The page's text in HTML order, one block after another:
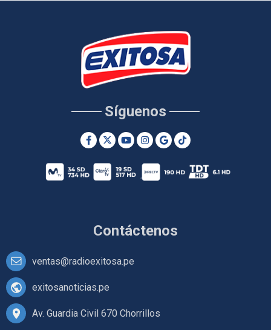
Contáctenos
ventas@radioexitosa.pe
exitosanoticias.pe
Av. Guardia Civil 670 Chorrillos
Síguenos